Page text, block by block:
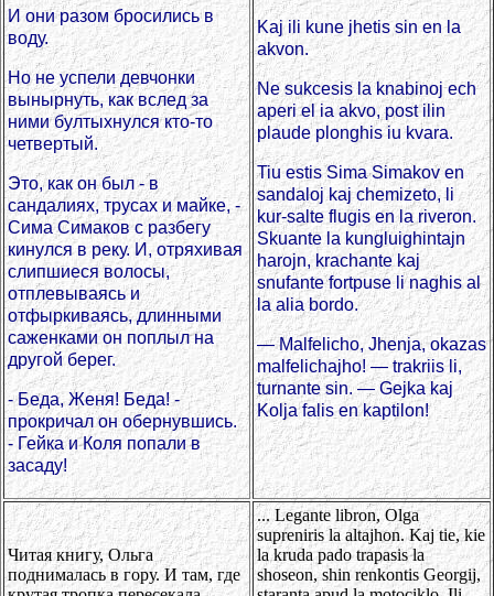
И они разом бросились в
воду.
Но не успели девчонки
вынырнуть, как вслед за
ними бултыхнулся кто-то
четвертый.
Это, как он был - в
сандалиях, трусах и майке, -
Сима Симаков с разбегу
кинулся в реку. И, отряхивая
слипшиеся волосы,
отплевываясь и
отфыркиваясь, длинными
саженками он поплыл на
другой берег.
- Беда, Женя! Беда! -
прокричал он обернувшись.
- Гейка и Коля попали в
засаду!
Kaj ili kune jhetis sin en la
akvon.
Ne sukcesis la knabinoj ech
aperi el ia akvo, post ilin
plaude plonghis iu kvara.
Tiu estis Sima Simakov en
sandaloj kaj chemizeto, li
kur-salte flugis en la riveron.
Skuante la kungluighintajn
harojn, krachante kaj
snufante fortpuse li naghis al
la alia bordo.
— Malfelicho, Jhenja, okazas
malfelichajho! — trakriis li,
turnante sin. — Gejka kaj
Kolja falis en kaptilon!
Читая книгу, Ольга
поднималась в гору. И там, где
... Legante libron, Olga
supreniris la altajhon. Kaj tie, kie
la kruda pado trapasis la
shoseon, shin renkontis Georgij,